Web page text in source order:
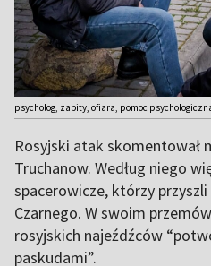
psycholog, zabity, ofiara, pomoc
Rosyjski atak skomentował
Truchanow. Według niego
spacerowicze, którzy
Czarnego. W swoim
rosyjskich najeźdźców
paskudami”.